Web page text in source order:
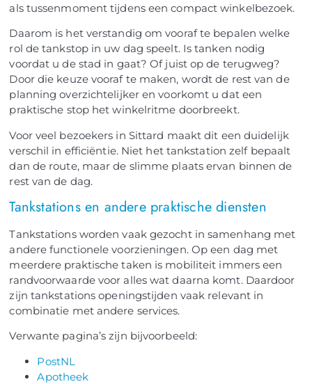
als tussenmoment tijdens een compact winkelbezoek.
Daarom is het verstandig om vooraf te bepalen welke
rol de tankstop in uw dag speelt. Is tanken nodig
voordat u de stad in gaat? Of juist op de terugweg?
Door die keuze vooraf te maken, wordt de rest van de
planning overzichtelijker en voorkomt u dat een
praktische stop het winkelritme doorbreekt.
Voor veel bezoekers in Sittard maakt dit een duidelijk
verschil in efficiëntie. Niet het tankstation zelf bepaalt
dan de route, maar de slimme plaats ervan binnen de
rest van de dag.
Tankstations en andere praktische diensten
Tankstations worden vaak gezocht in samenhang met
andere functionele voorzieningen. Op een dag met
meerdere praktische taken is mobiliteit immers een
randvoorwaarde voor alles wat daarna komt. Daardoor
zijn tankstations openingstijden vaak relevant in
combinatie met andere services.
Verwante pagina’s zijn bijvoorbeeld:
PostNL
Apotheek